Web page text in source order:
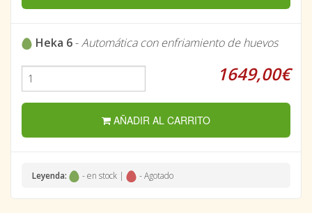
Heka 6-Automática con enfriamiento de huevos
1649,00€
AÑADIR AL CARRITO
Leyenda: - en stock | - Agotado